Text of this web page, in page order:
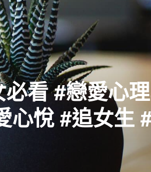
看 #戀愛心
心悅 #追女生